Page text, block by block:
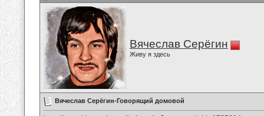
Вячеслав Серёгин
Живу я здесь
Вячеслав Серёгин-Говорящий домовой